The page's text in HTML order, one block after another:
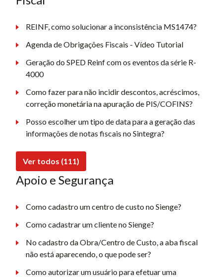
REINF, como solucionar a inconsistência MS1474?
Agenda de Obrigações Fiscais - Vídeo Tutorial
Geração do SPED Reinf com os eventos da série R-
4000
Como fazer para não incidir descontos, acréscimos,
correção monetária na apuração de PIS/COFINS?
Posso escolher um tipo de data para a geração das
informações de notas fiscais no Sintegra?
Ver todos (111)
Apoio e Segurança
Como cadastro um centro de custo no Sienge?
Como cadastrar um cliente no Sienge?
No cadastro da Obra/Centro de Custo, a aba fiscal
não está aparecendo, o que pode ser?
Como autorizar um usuário para efetuar uma